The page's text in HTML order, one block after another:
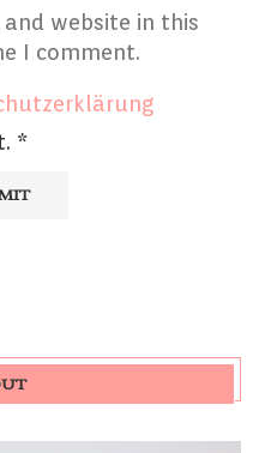
and website in this
I comment.
*